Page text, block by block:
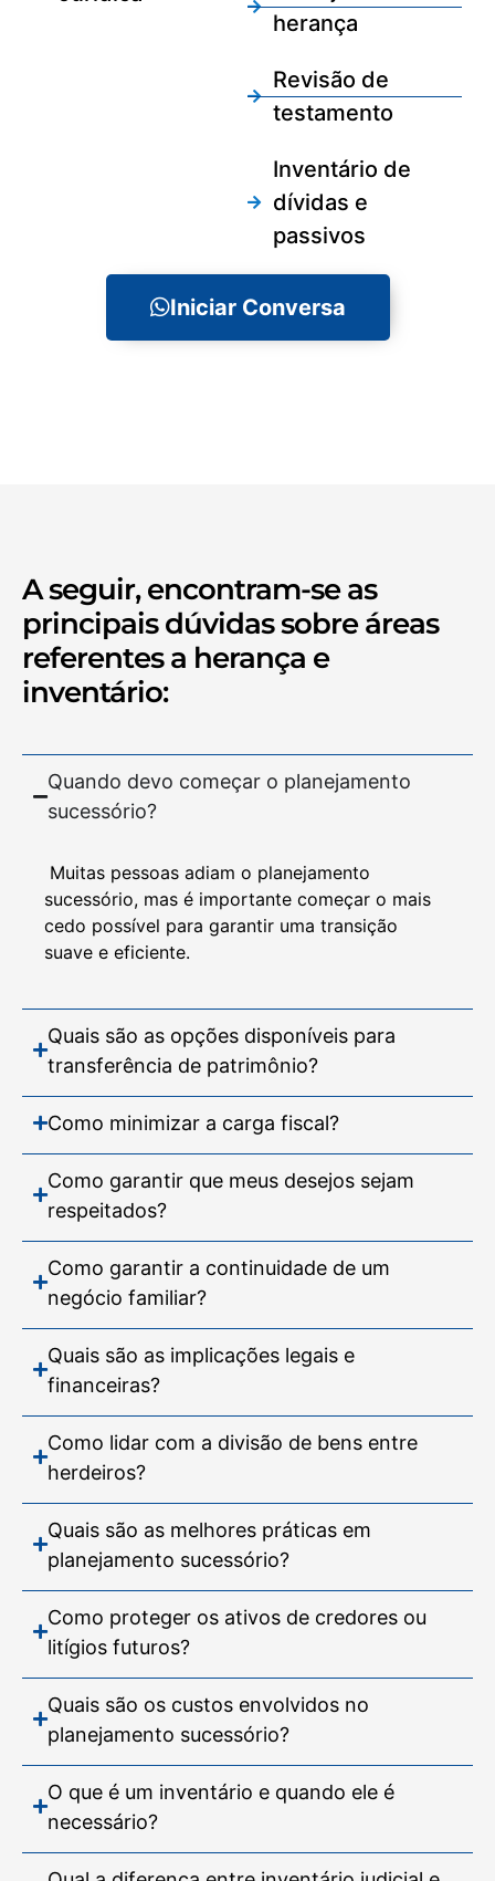
herança
Revisão de
testamento
Inventário de
dívidas e
passivos
Iniciar Conversa
A seguir, encontram-se as
principais dúvidas sobre áreas
referentes a herança e
inventário:
Quando devo começar o planejamento
sucessório?
Muitas pessoas adiam o planejamento
sucessório, mas é importante começar o mais
cedo possível para garantir uma transição
suave e eficiente.
Quais são as opções disponíveis para
transferência de patrimônio?
Como minimizar a carga fiscal?
Como garantir que meus desejos sejam
respeitados?
Como garantir a continuidade de um
negócio familiar?
Quais são as implicações legais e
financeiras?
Como lidar com a divisão de bens entre
herdeiros?
Quais são as melhores práticas em
planejamento sucessório?
Como proteger os ativos de credores ou
litígios futuros?
Quais são os custos envolvidos no
planejamento sucessório?
O que é um inventário e quando ele é
necessário?